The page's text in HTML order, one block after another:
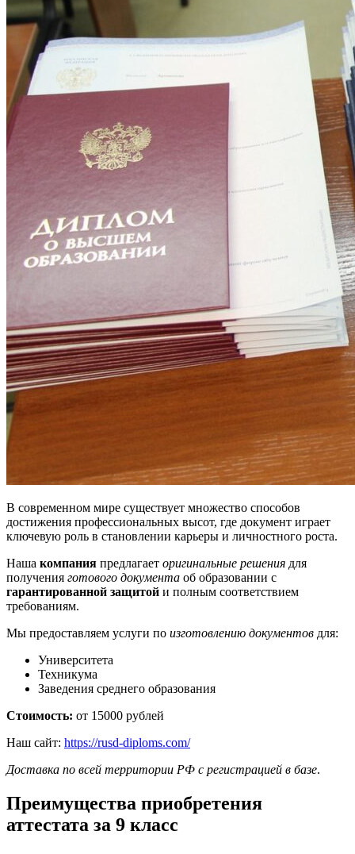
В современном мире существует множество способов
достижения профессиональных высот, где документ играет
ключевую роль в становлении карьеры и личностного роста.
Наша компания предлагает оригинальные решения для
получения готового документа об образовании с
гарантированной защитой и полным соответствием
требованиям.
Мы предоставляем услуги по изготовлению документов для:
Университета
Техникума
Заведения среднего образования
Стоимость: от 15000 рублей
Наш сайт: https://rusd-diploms.com/
Доставка по всей территории РФ с регистрацией в базе.
Преимущества приобретения
аттестата за 9 класс